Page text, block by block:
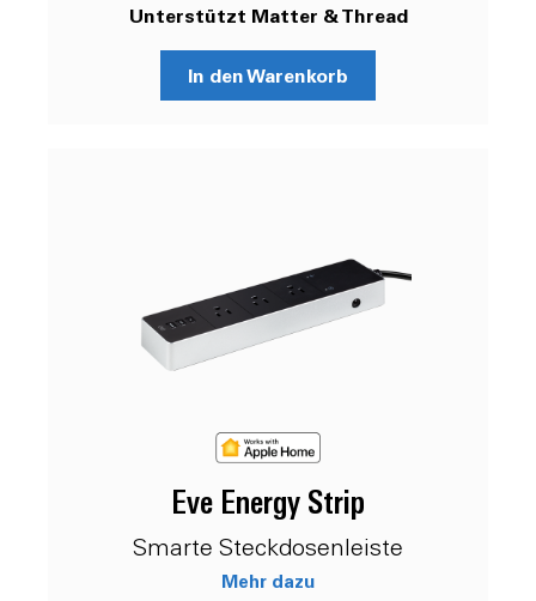
Unterstützt Matter & Thread
In den Warenkorb
Eve Energy Strip
Smarte Steckdosenleiste
Mehr dazu